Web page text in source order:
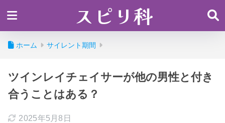
スピリ科
ホーム サイレント期間
ツインレイチェイサーが他の男性と付き
合うことはある？
2025年5月8日